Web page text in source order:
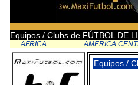
Equipos / Clubs de FÚTBOL DE
AFRICA AMERICA
Equipos /